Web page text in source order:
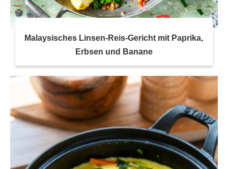
Malaysisches Linsen-Reis-Gericht mit Paprika,
Erbsen und Banane